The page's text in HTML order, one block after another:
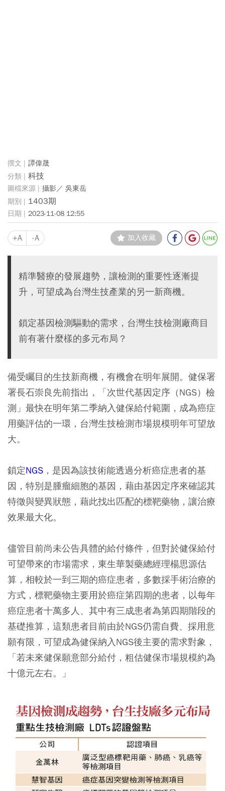
譚偉晟
科技
攝影／ 吳東岳
1403期
2023-11-08 12:55
+A -A 加入收藏
精準醫療的發展趨勢，讓檢測的重要性逐漸提
升，可望成為台灣生技產業的另一新商機。
鎖定基因檢測驅動的需求，台灣生技檢測廠商目
前有著什麼樣的多元布局？
備受矚目的生技新商機，有機會在明年展開。健保署
署長石崇良先前指出，「次世代基因定序（NGS）檢
測」最快在明年第二季納入健保給付範圍，成為癌症
用藥評估的一環，台灣生技檢測市場規模明年可望放
大。
鎖定NGS ，是因為該技術能透過分析癌症患者的基
因，特別是腫瘤細胞的基因，藉由基因定序來確認其
特徵與變異狀態，藉此找出匹配的標靶藥物，讓治療
效果最大化。
儘管目前尚未公告具體的給付條件，但對於健保給付
可望帶來的市場需求，東生華製藥總經理楊思源估
算，相較於一到三期的癌症患者，多數採手術治療的
方式，標靶藥物主要用於癌症第四期的患者，以每年
癌症患者十萬多人、其中有三成患者為第四期階段的
基礎推算，這類患者目前由於NGS仍需自費、採用意
願有限，可望成為健保納入NGS後主要的需求對象，
「若未來健保願意部分給付，粗估健保市場規模約為
十億元左右。」